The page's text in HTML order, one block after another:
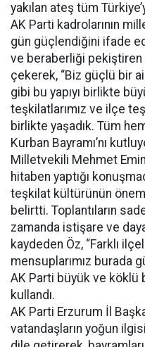
yakılan ateş tüm
AK Parti kadrolarının
gün güçlendiğini ifade
ve beraberliği
çekerek, “Biz güçlü bir
gibi bu yapıyı birlikte
teşkilatlarımız ve ilçe
birlikte yaşadık. Tüm
Kurban Bayramı’nı
Milletvekili Mehmet
hitaben yaptığı
teşkilat kültürünün
belirtti. Toplantıların
zamanda istişare ve
kaydeden Öz, “Farklı
mensuplarımız burada
AK Parti büyük ve köklü
kullandı.
AK Parti Erzurum İl
vatandaşların yoğun